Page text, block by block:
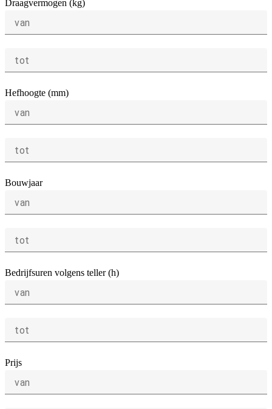
Draagvermogen (kg)
van
tot
Hefhoogte (mm)
van
tot
Bouwjaar
van
tot
Bedrijfsuren volgens teller (h)
van
tot
Prijs
van